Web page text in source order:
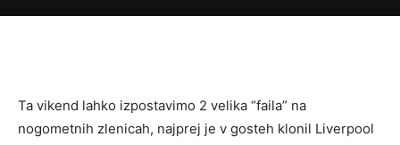
Ta vikend lahko izpostavimo 2 velika “faila” na
nogometnih zlenicah, najprej je v gosteh klonil Liverpool